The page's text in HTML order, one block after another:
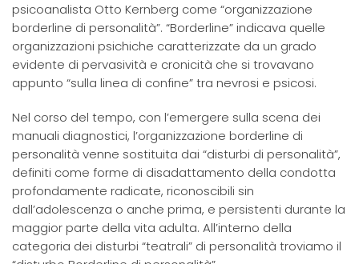
psicoanalista Otto Kernberg come “organizzazione
borderline di personalità”. “Borderline” indicava quelle
organizzazioni psichiche caratterizzate da un grado
evidente di pervasività e cronicità che si trovavano
appunto “sulla linea di confine” tra nevrosi e psicosi.
Nel corso del tempo, con l’emergere sulla scena dei
manuali diagnostici, l’organizzazione borderline di
personalità venne sostituita dai “disturbi di personalità”,
definiti come forme di disadattamento della condotta
profondamente radicate, riconoscibili sin
dall’adolescenza o anche prima, e persistenti durante la
maggior parte della vita adulta. All’interno della
categoria dei disturbi “teatrali” di personalità troviamo il